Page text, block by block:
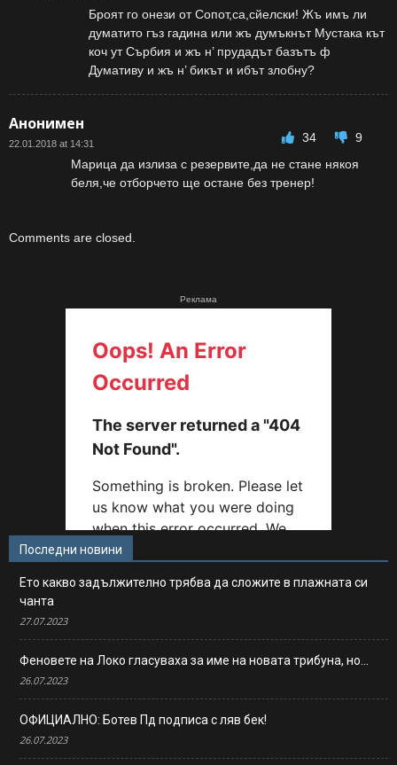
Броят го онези от Сопот,са,сйелски! Жъ имъ ли
думатито гъз гадина или жъ думъкнът Мустака кът
коч ут Сърбия и жъ н’ прудадът базътъ ф
Думативу и жъ н’ бикът и ибът злобну?
Анонимен
22.01.2018 at 14:31 34
9
Марица да излиза с резервите,да не стане някоя
беля,че отборчето ще остане без тренер!
Comments are closed.
Реклама
Последни новини
Ето какво задължително трябва да сложите в плажната си
чанта
27.07.2023
Феновете на Локо гласуваха за име на новата трибуна, но…
26.07.2023
ОФИЦИАЛНО: Ботев Пд подписа с ляв бек!
26.07.2023